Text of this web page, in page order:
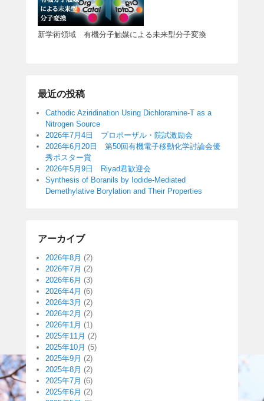
新学術領域 有機分子触媒による未来型分子変換
最近の投稿
Cathodic Aziridination Using Dichloramine-T as a
Nitrogen Source
2026年7月4日 プロポーザル・院試激励会
2026年6月20日 第50回有機電子移動化学討論会優
秀ポスター賞
2026年5月9日 Riyad君歓迎会
Synthesis of Boranils by Iodide-Mediated
Demethylative Borylation and Their Properties
アーカイブ
2026年8月 (2)
2026年7月 (2)
2026年6月 (3)
2026年4月 (6)
2026年3月 (2)
2026年2月 (2)
2026年1月 (1)
2025年11月 (2)
2025年10月 (5)
2025年9月 (2)
2025年8月 (2)
2025年7月 (6)
2025年6月 (2)